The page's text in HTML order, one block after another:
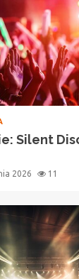
Silent
2026 11